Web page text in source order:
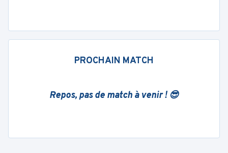
PROCHAIN MATCH
Repos, pas de match à venir ! 😎